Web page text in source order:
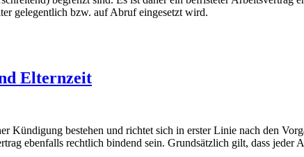
gelegentlich bzw. auf Abruf eingesetzt wird.
Elternzeit
Kündigung bestehen und richtet sich in erster Linie nach den
ebenfalls rechtlich bindend sein. Grundsätzlich gilt, dass jeder